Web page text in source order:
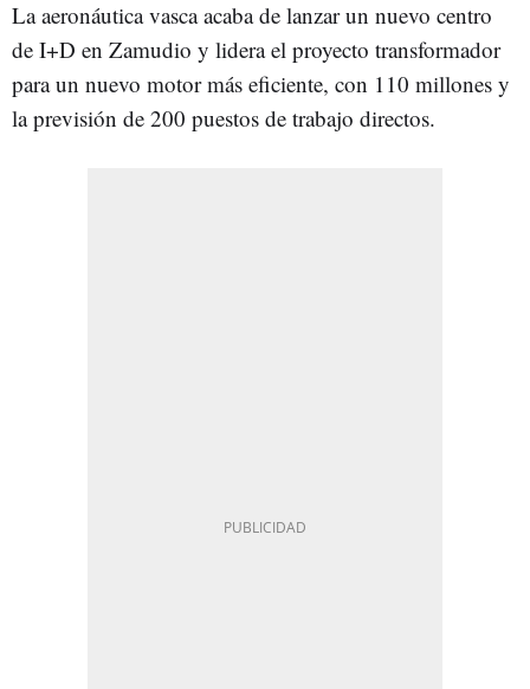
La aeronáutica vasca acaba de lanzar un nuevo centro
de I+D en Zamudio y lidera el proyecto transformador
para un nuevo motor más eficiente, con 110 millones y
la previsión de 200 puestos de trabajo directos.